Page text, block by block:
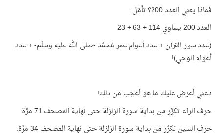
فماذا يعني العدد 200؟ تأمّل:
العدد 200 يساوي 114 + 63 + 23
(عدد سور القرآن + عدد أعوام عمر مُحمَّد -صلى الله عليه وسلّم- + عدد
أعوام الوحي)!
دعني أعرض عليك ما هو أعجب من ذلك!
حرف الراء تكرَّر من بداية سورة الزلزلة حتى نهاية المصحف 71 مرَّة.
حرف السين تكرَّر من بداية سورة الزلزلة حتى نهاية المصحف 34 مرَّة.